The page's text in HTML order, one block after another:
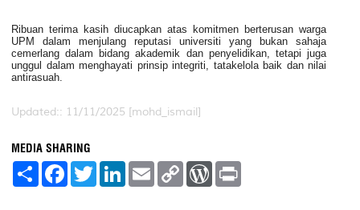
Ribuan terima kasih diucapkan atas komitmen berterusan warga
UPM dalam menjulang reputasi universiti yang bukan sahaja
cemerlang dalam bidang akademik dan penyelidikan, tetapi juga
unggul dalam menghayati prinsip integriti , tatakelola baik dan nilai
antirasuah.
Updated:: 11/11/2025 [mohd_ismail]
MEDIA SHARING
S
F
a
T
w
L
E
m
C
W